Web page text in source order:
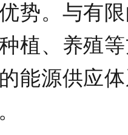
势。与有
植、养殖
能源供应